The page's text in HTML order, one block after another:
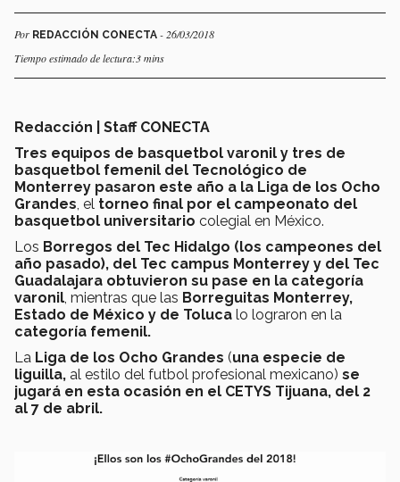
Por REDACCIÓN CONECTA - 26/03/2018
Tiempo estimado de lectura:3 mins
Redacción | Staff CONECTA
Tres equipos de basquetbol varonil y tres de
basquetbol femenil del Tecnológico de
Monterrey pasaron este año a la Liga de los Ocho
Grandes , el torneo final por el campeonato del
basquetbol universitario colegial en México.
Los Borregos del Tec Hidalgo (los campeones del
año pasado), del Tec campus Monterrey y del Tec
Guadalajara obtuvieron su pase en la categoría
varonil , mientras que las Borreguitas Monterrey,
Estado de México y de Toluca lo lograron en la
categoría femenil.
La Liga de los Ocho Grandes (una especie de
liguilla, al estilo del futbol profesional mexicano) se
jugará en esta ocasión en el CETYS Tijuana, del 2
al 7 de abril.